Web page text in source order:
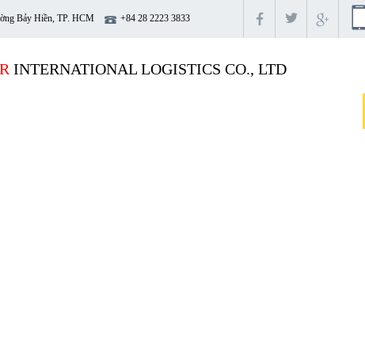
Bảy Hiền, TP. HCM +84 28 2223 3833
INTERNATIONAL LOGISTICS CO., LTD